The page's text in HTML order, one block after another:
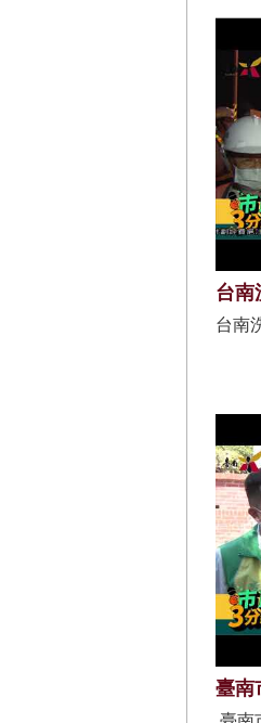
台南